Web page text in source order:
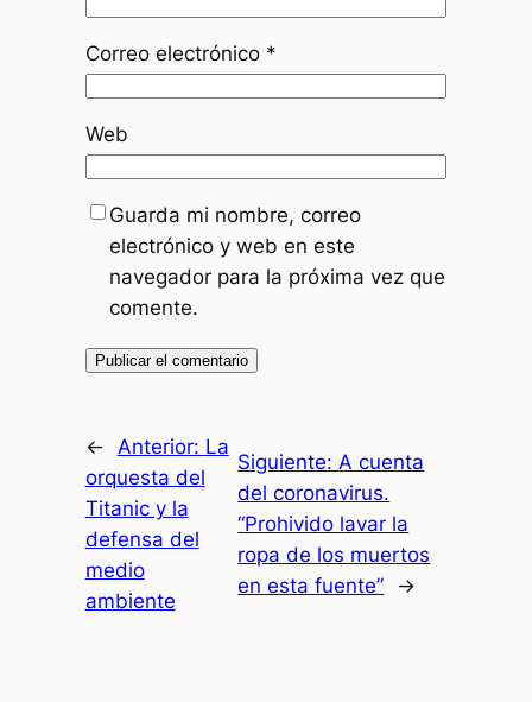
Correo electrónico *
Web
Guarda mi nombre, correo
electrónico y web en este
navegador para la próxima vez que
comente.
← Anterior: La
orquesta del
Titanic y la
defensa del
medio
ambiente
Siguiente: A cuenta
del coronavirus.
“Prohivido lavar la
ropa de los muertos
en esta fuente”
→